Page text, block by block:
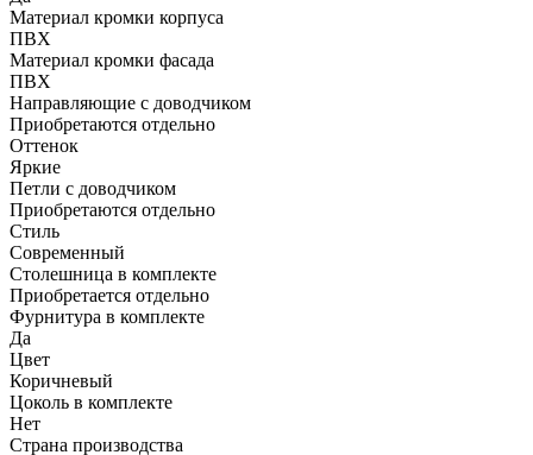
Материал кромки корпуса
ПВХ
Материал кромки фасада
ПВХ
Направляющие с доводчиком
Приобретаются отдельно
Оттенок
Яркие
Петли с доводчиком
Приобретаются отдельно
Стиль
Современный
Столешница в комплекте
Приобретается отдельно
Фурнитура в комплекте
Да
Цвет
Коричневый
Цоколь в комплекте
Нет
Страна производства